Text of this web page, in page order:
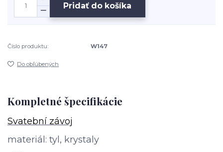
Pridať do košíka
Číslo produktu: W147
Do obľúbených
Kompletné špecifikácie
Svatební závoj
materiál: tyl, krystaly